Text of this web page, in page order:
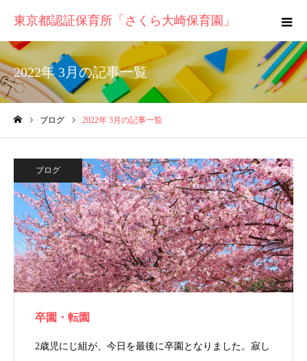
東京都認証保育所「さくら大崎保育園」
2022年 3月の記事一覧
ブログ 2022年 3月の記事一覧
ブログ
卒園・転園
2歳児にじ組が、今日を最後に卒園となりました。寂し